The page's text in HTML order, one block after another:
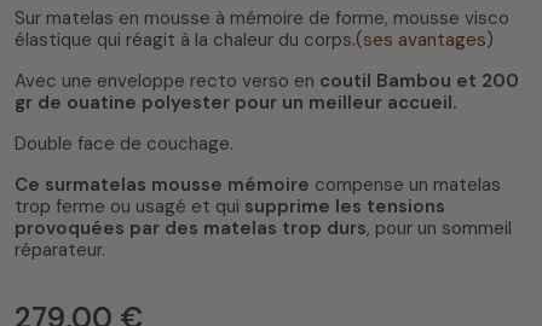
Sur matelas en mousse à mémoire de forme, mousse visco
élastique qui réagit à la chaleur du corps.(ses avantages)
Avec une enveloppe recto verso en coutil Bambou et 200
gr de ouatine polyester pour un meilleur accueil.
Double face de couchage.
Ce surmatelas mousse mémoire compense un matelas
trop ferme ou usagé et qui supprime les tensions
provoquées par des matelas trop durs, pour un sommeil
réparateur.
279,00 €